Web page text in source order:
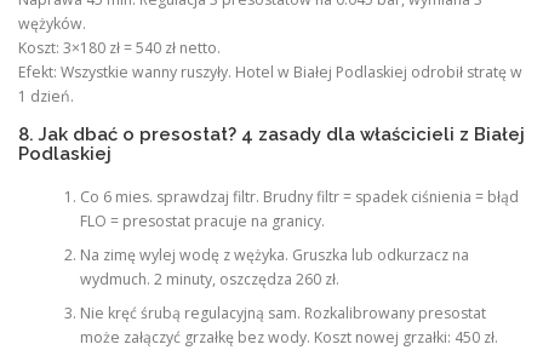
wężyków.
Koszt: 3×180 zł = 540 zł netto.
Efekt: Wszystkie wanny ruszyły. Hotel w Białej Podlaskiej odrobił stratę w
1 dzień.
8. Jak dbać o presostat? 4 zasady dla właścicieli z Białej
Podlaskiej
Co 6 mies. sprawdzaj filtr. Brudny filtr = spadek ciśnienia = błąd
FLO = presostat pracuje na granicy.
Na zimę wylej wodę z wężyka. Gruszka lub odkurzacz na
wydmuch. 2 minuty, oszczędza 260 zł.
Nie kręć śrubą regulacyjną sam. Rozkalibrowany presostat
może załączyć grzałkę bez wody. Koszt nowej grzałki: 450 zł.